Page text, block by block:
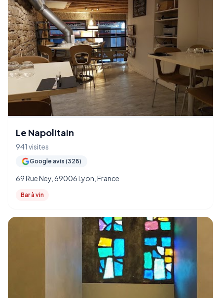
Le Napolitain
941 visites
Google avis (328)
69 Rue Ney, 69006 Lyon, France
Bar à vin